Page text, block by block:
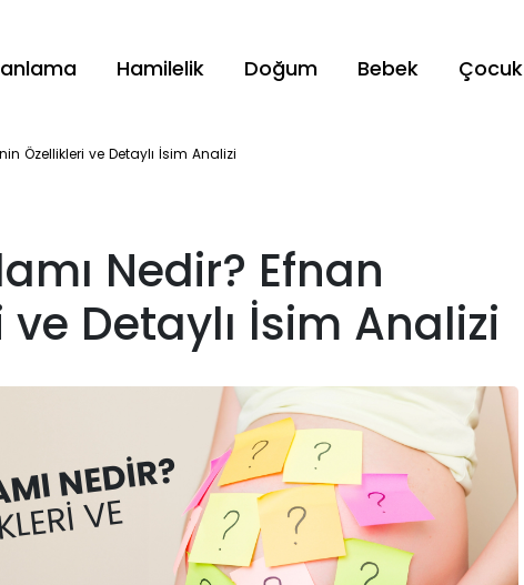
Hamilelik Doğum Bebek Çocuk
Özellikleri ve Detaylı İsim Analizi
Nedir? Efnan
Detaylı İsim Analizi
NEDIR?
VE